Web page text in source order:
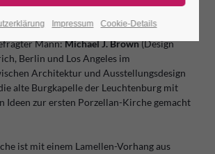
Impressum Cookie-Details
Architekten Daniel Libeskind und ist
Mann:Michael J. Brown(Design
Berlin und Los Angeles im
Architektur und Ausstellungsdesign
alte Burgkapelle der Leuchtenburg mit
Ideen zur ersten Porzellan-Kirche gemacht
ist mit einem Lamellen-Vorhang aus